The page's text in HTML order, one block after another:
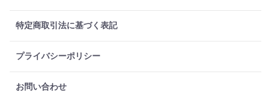
特定商取引法に基づく表記
プライバシーポリシー
お問い合わせ